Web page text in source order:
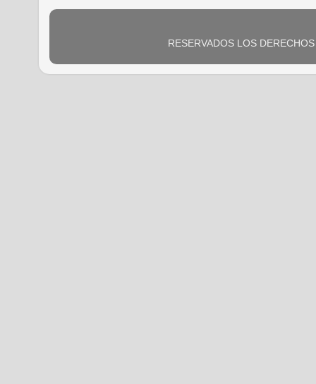
RESERVADOS LOS